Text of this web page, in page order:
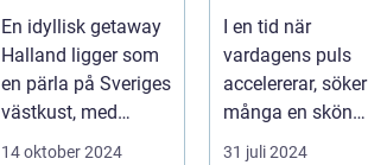
En idyllisk getaway
Halland ligger som
en pärla på Sveriges
västkust, med
fantastis...
14 oktober 2024
I en tid när
vardagens puls
accelererar, söker
många en skön
tillflyktsort d&au...
31 juli 2024